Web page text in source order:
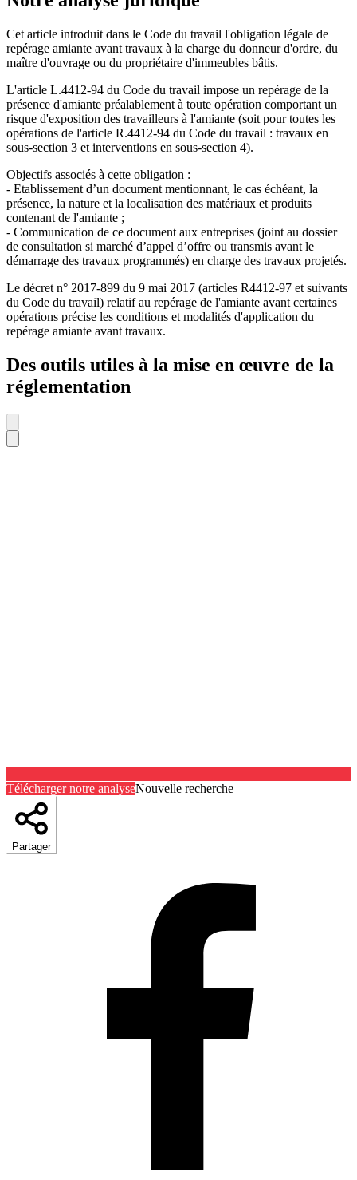
Cet article introduit dans le Code du travail l'obligation légale de
repérage amiante avant travaux à la charge du donneur d'ordre, du
maître d'ouvrage ou du propriétaire d'immeubles bâtis.
L'article L.4412-94 du Code du travail impose un repérage de la
présence d'amiante préalablement à toute opération comportant un
risque d'exposition des travailleurs à l'amiante (soit pour toutes les
opérations de l'article R.4412-94 du Code du travail : travaux en
sous-section 3 et interventions en sous-section 4).
Objectifs associés à cette obligation :
- Etablissement d’un document mentionnant, le cas échéant, la
présence, la nature et la localisation des matériaux et produits
contenant de l'amiante ;
- Communication de ce document aux entreprises (joint au dossier
de consultation si marché d’appel d’offre ou transmis avant le
démarrage des travaux programmés) en charge des travaux projetés.
Le décret n° 2017-899 du 9 mai 2017 (articles R4412-97 et suivants
du Code du travail) relatif au repérage de l'amiante avant certaines
opérations précise les conditions et modalités d'application du
repérage amiante avant travaux.
Des outils utiles à la mise en œuvre de la
réglementation
Télécharger notre analyseNouvelle recherche
Partager